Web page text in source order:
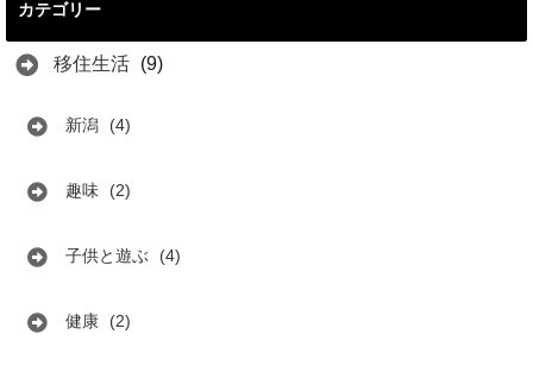
カテゴリー
移住生活 (9)
新潟 (4)
趣味 (2)
子供と遊ぶ (4)
健康 (2)